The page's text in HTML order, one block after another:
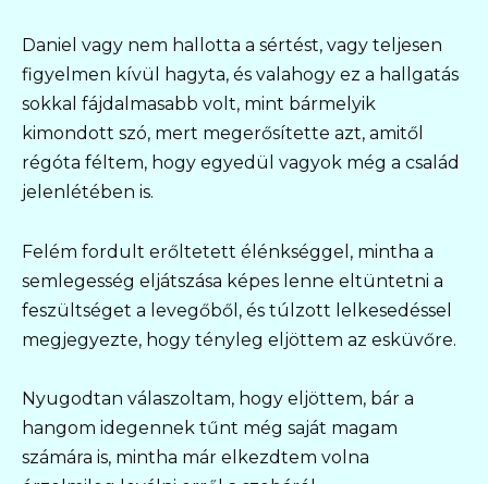
Daniel vagy nem hallotta a sértést, vagy teljesen
figyelmen kívül hagyta, és valahogy ez a hallgatás
sokkal fájdalmasabb volt, mint bármelyik
kimondott szó, mert megerősítette azt, amitől
régóta féltem, hogy egyedül vagyok még a család
jelenlétében is.
Felém fordult erőltetett élénkséggel, mintha a
semlegesség eljátszása képes lenne eltüntetni a
feszültséget a levegőből, és túlzott lelkesedéssel
megjegyezte, hogy tényleg eljöttem az esküvőre.
Nyugodtan válaszoltam, hogy eljöttem, bár a
hangom idegennek tűnt még saját magam
számára is, mintha már elkezdtem volna